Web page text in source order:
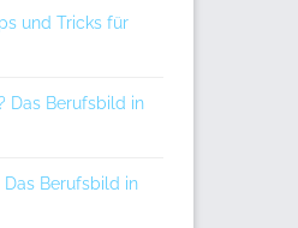
und Tricks für
Das Berufsbild in
Berufsbild in